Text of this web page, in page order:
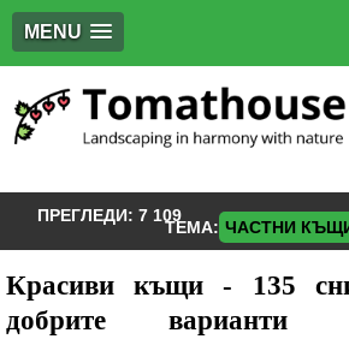
MENU
ПРЕГЛЕДИ: 7 109
ТЕМА: ЧАСТНИ
Красиви къщи - 135
добрите варианти